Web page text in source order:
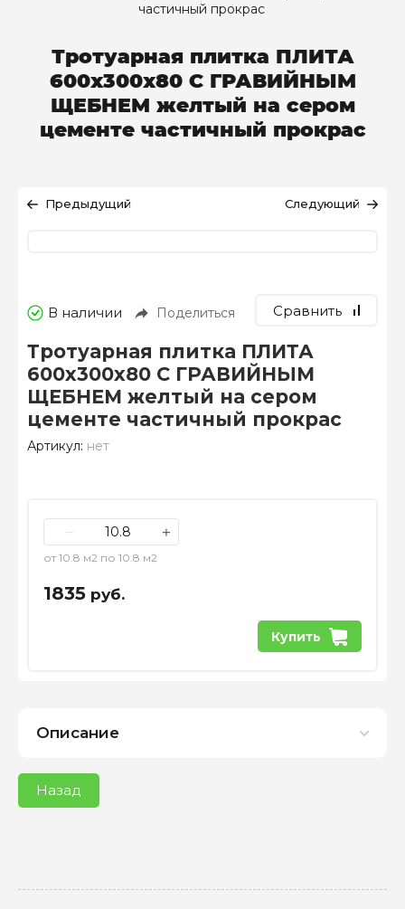
частичный прокрас
Тротуарная плитка ПЛИТА
600х300х80 С ГРАВИЙНЫМ
ЩЕБНЕМ желтый на сером
цементе частичный прокрас
Предыдущий Следующий
В наличии Поделиться Сравнить
Тротуарная плитка ПЛИТА
600х300х80 С ГРАВИЙНЫМ
ЩЕБНЕМ желтый на сером
цементе частичный прокрас
Артикул: нет
− +
от 10.8 м2 по 10.8 м2
1835 руб.
Купить
Описание
Назад